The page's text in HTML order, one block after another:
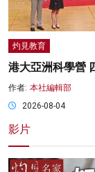
灼見教育
港大亞洲科學營
作者: 本社編輯部
2026-08-04
影片